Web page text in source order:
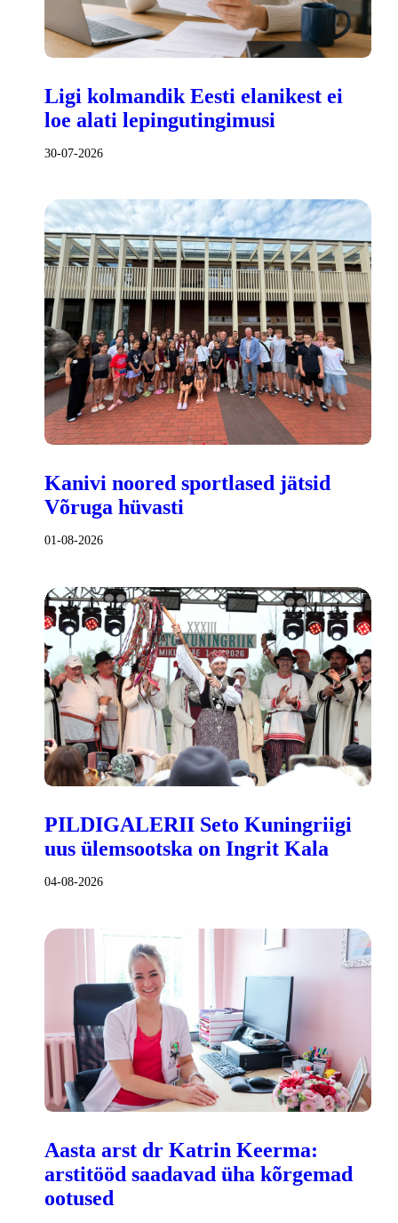
Ligi kolmandik Eesti elanikest ei
loe alati lepingutingimusi
30-07-2026
Kanivi noored sportlased jätsid
Võruga hüvasti
01-08-2026
PILDIGALERII Seto Kuningriigi
uus ülemsootska on Ingrit Kala
04-08-2026
Aasta arst dr Katrin Keerma:
arstitööd saadavad üha kõrgemad
ootused